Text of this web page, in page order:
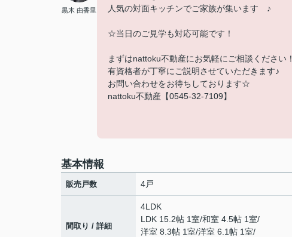
黒木 由香里
人気の対面キッチンでご家族が集います ♪
☆当日のご見学も対応可能です！
まずはnattoku不動産にお気軽にご相談ください！
有資格者が丁寧にご説明させていただきます♪
お問い合わせをお待ちしております☆
nattoku不動産【0545-32-7109】
基本情報
販売戸数 4戸
間取り / 詳細
4LDK
LDK 15.2帖 1室/和室 4.5帖 1室/
洋室 8.3帖 1室/洋室 6.1帖 1室/